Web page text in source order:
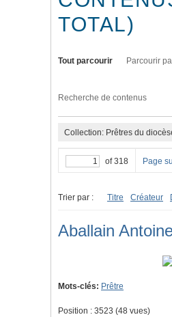
TOTAL)
Tout parcourir Parcourir
Recherche de contenus
Collection: Prêtres du
of 318 Page
Trier par : Titre Créateur
Aballain
Mots-clés: Prêtre
Position : 3523 (48 vues)